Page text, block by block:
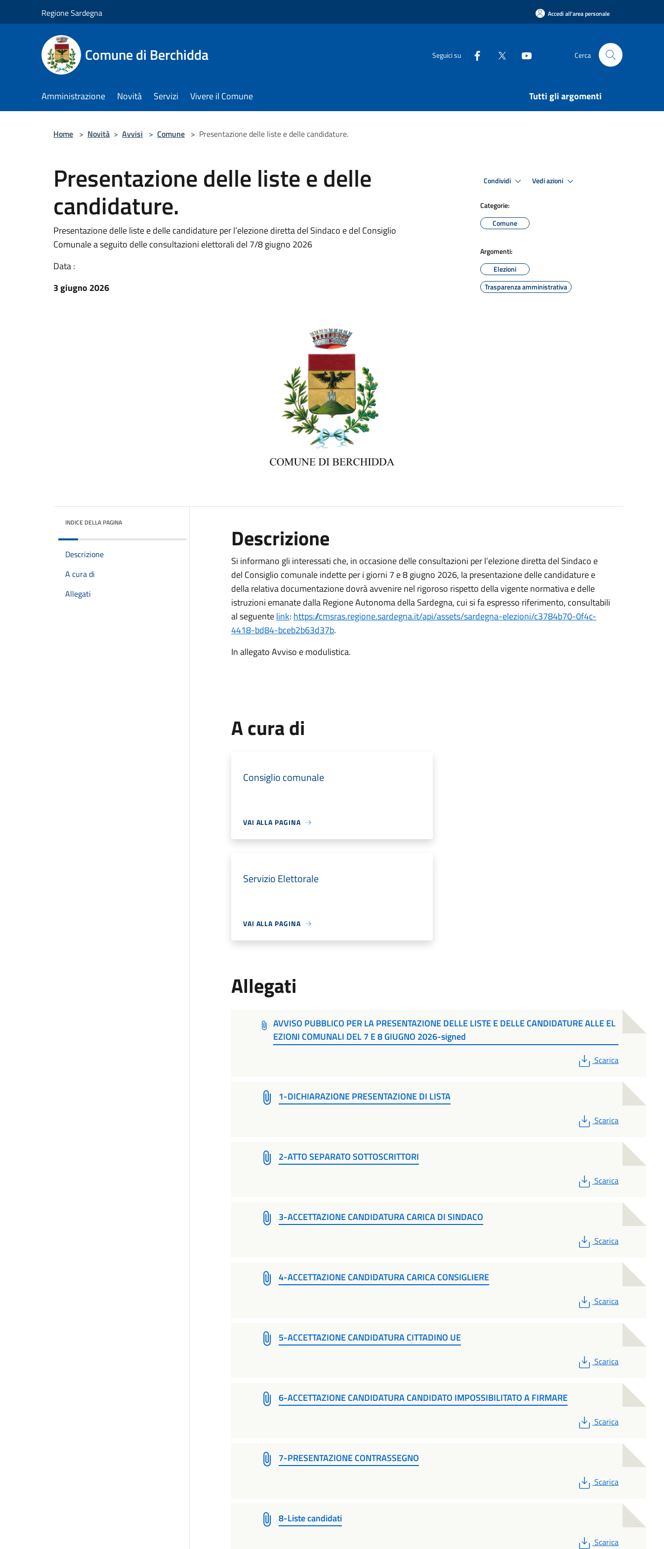
Regione Sardegna Accedi all'area personale
Comune di Berchidda Seguici su Cerca
Amministrazione Novità Servizi Vivere il Comune Tutti gli argomenti
Home > Novità > Avvisi > Comune > Presentazione delle liste e delle candidature.
Presentazione delle liste e delle
candidature.
Presentazione delle liste e delle candidature per l’elezione diretta del Sindaco e del Consiglio
Comunale a seguito delle consultazioni elettorali del 7/8 giugno 2026
Data :
3 giugno 2026
Condividi Vedi azioni
Categorie:
Comune
Argomenti:
Elezioni
Trasparenza amministrativa
INDICE DELLA PAGINA
Descrizione
A cura di
Allegati
Descrizione
Si informano gli interessati che, in occasione delle consultazioni per l’elezione diretta del Sindaco e
del Consiglio comunale indette per i giorni 7 e 8 giugno 2026, la presentazione delle candidature e
della relativa documentazione dovrà avvenire nel rigoroso rispetto della vigente normativa e delle
istruzioni emanate dalla Regione Autonoma della Sardegna, cui si fa espresso riferimento, consultabili
al seguentelink: https://cmsras.regione.sardegna.it/api/assets/sardegna-elezioni/c3784b70-0f4c-
4418-bd84-bceb2b63d37b.
In allegato Avviso e modulistica.
A cura di
Consiglio comunale
VAI ALLA PAGINA
Servizio Elettorale
VAI ALLA PAGINA
Allegati
AVVISO PUBBLICO PER LA PRESENTAZIONE DELLE LISTE E DELLE CANDIDATURE ALLE EL
EZIONI COMUNALI DEL 7 E 8 GIUGNO 2026-signed
PDF
Scarica
1-DICHIARAZIONE PRESENTAZIONE DI LISTA
PDF
Scarica
2-ATTO SEPARATO SOTTOSCRITTORI
PDF
Scarica
3-ACCETTAZIONE CANDIDATURA CARICA DI SINDACO
PDF
Scarica
4-ACCETTAZIONE CANDIDATURA CARICA CONSIGLIERE
PDF
Scarica
5-ACCETTAZIONE CANDIDATURA CITTADINO UE
PDF
Scarica
6-ACCETTAZIONE CANDIDATURA CANDIDATO IMPOSSIBILITATO A FIRMARE
PDF
Scarica
7-PRESENTAZIONE CONTRASSEGNO
PDF
Scarica
8-Liste candidati
PDF
Scarica